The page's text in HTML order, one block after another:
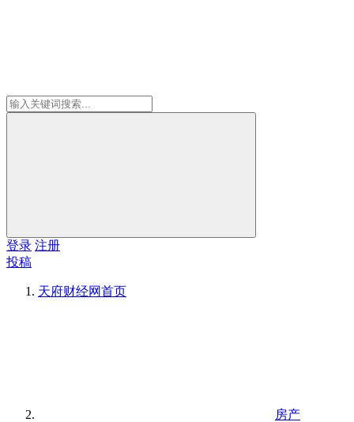
登录 注册
投稿
天府财经网首页
房产